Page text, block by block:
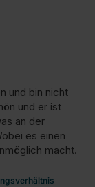
und bin nicht
und er ist
an der
es einen
macht.